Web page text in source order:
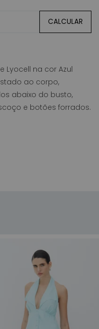
CALCULAR
Lyocell na cor Azul
ao corpo,
abaixo do busto,
e botões forrados.